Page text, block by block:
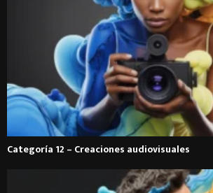
Categoría 12 – Creaciones audiovisuales